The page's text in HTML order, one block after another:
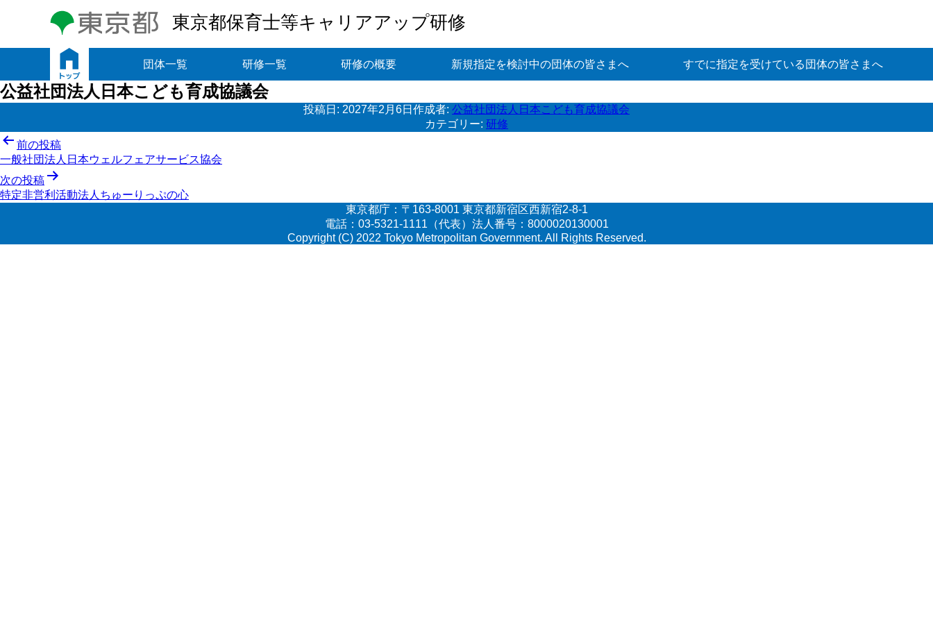
東京都保育士等キャリアアップ研修
団体一覧 研修一覧 研修の概要 新規指定を検討中の団体の皆さまへ すでに指定を受けている団体の皆さまへ
公益社団法人日本こども育成協議会
投稿日: 2027年2月6日 作成者: 公益社団法人日本こども育成協議会
カテゴリー: 研修
投
稿
ナ
ビ
前の投稿
一般社団法人日本ウェルフェアサービス協会
次の投稿
特定非営利活動法人ちゅーりっぷの心
東京都庁：〒163-8001 東京都新宿区西新宿2-8-1
電話：03-5321-1111（代表）法人番号：8000020130001
Copyright (C) 2022 Tokyo Metropolitan Government. All Rights Reserved.